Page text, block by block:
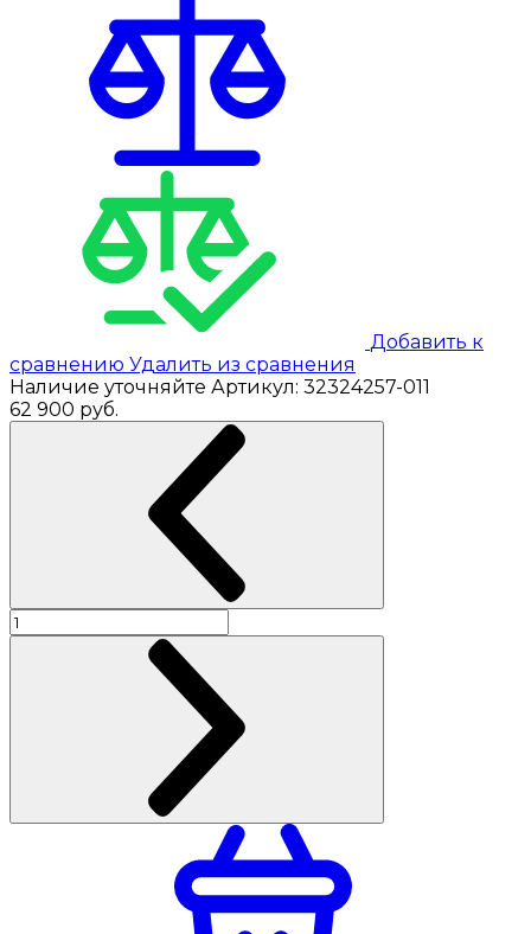
Добавить к
сравнению Удалить из сравнения
Наличие уточняйте Артикул: 32324257-011
62 900 руб.